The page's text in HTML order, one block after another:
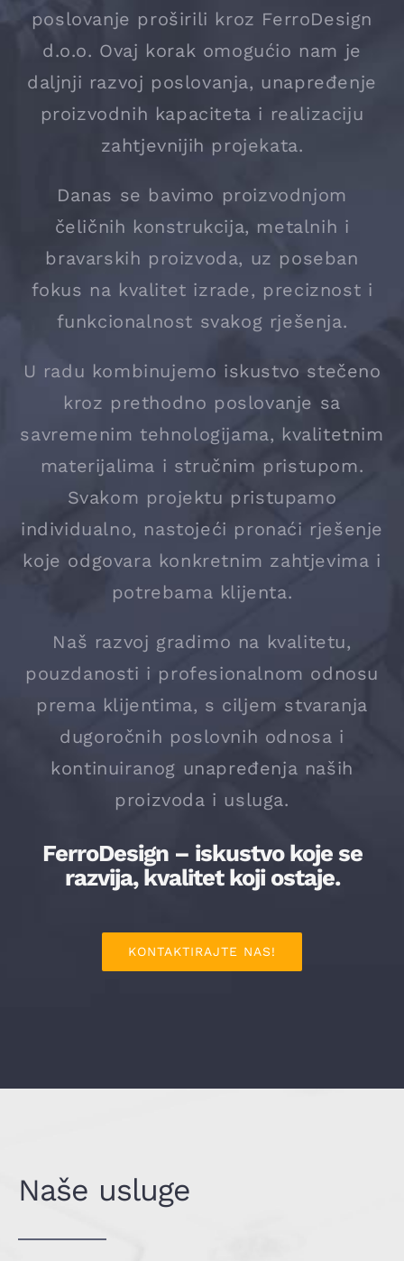
poslovanje proširili kroz FerroDesign
d.o.o. Ovaj korak omogućio nam je
daljnji razvoj poslovanja, unapređenje
proizvodnih kapaciteta i realizaciju
zahtjevnijih projekata.
Danas se bavimo proizvodnjom
čeličnih konstrukcija, metalnih i
bravarskih proizvoda, uz poseban
fokus na kvalitet izrade, preciznost i
funkcionalnost svakog rješenja.
U radu kombinujemo iskustvo stečeno
kroz prethodno poslovanje sa
savremenim tehnologijama, kvalitetnim
materijalima i stručnim pristupom.
Svakom projektu pristupamo
individualno, nastojeći pronaći rješenje
koje odgovara konkretnim zahtjevima i
potrebama klijenta.
Naš razvoj gradimo na kvalitetu,
pouzdanosti i profesionalnom odnosu
prema klijentima, s ciljem stvaranja
dugoročnih poslovnih odnosa i
kontinuiranog unapređenja naših
proizvoda i usluga.
FerroDesign – iskustvo koje se
razvija, kvalitet koji ostaje.
KONTAKTIRAJTE NAS!
Naše usluge